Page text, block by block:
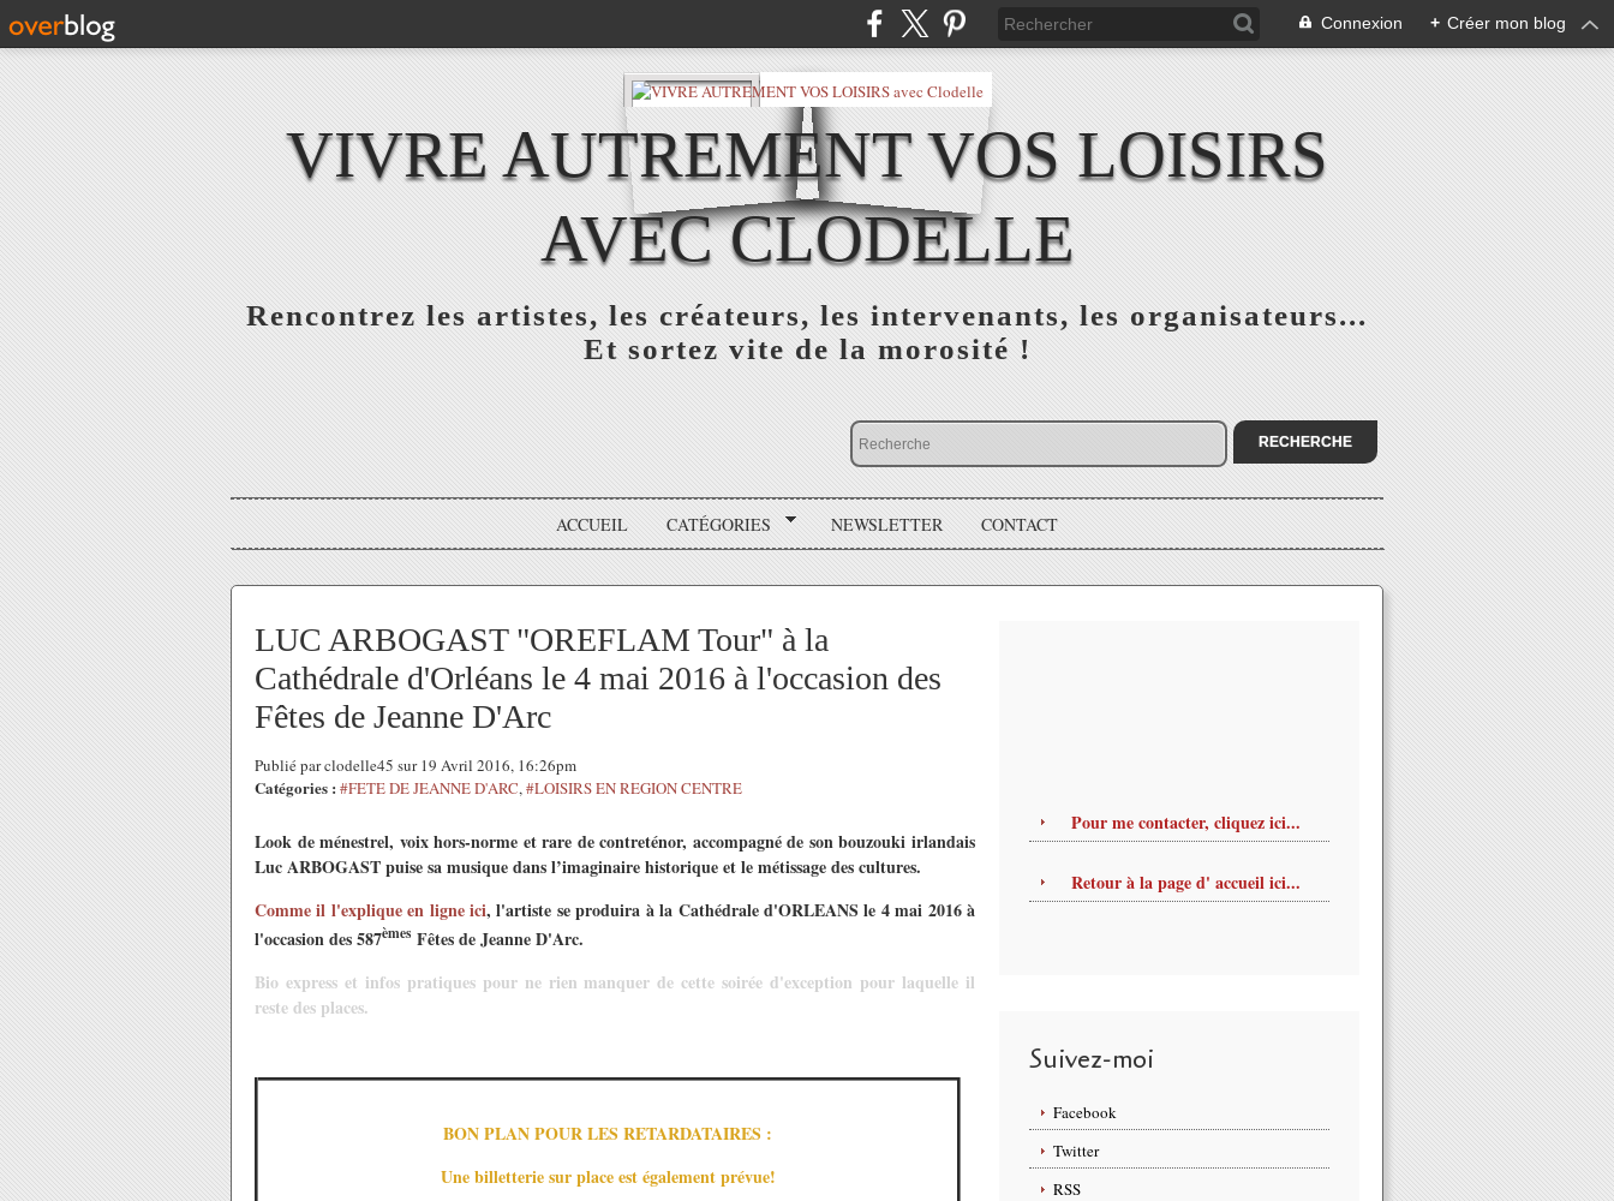
Connexion + Créer mon blog
VIVRE AUTREMENT VOS LOISIRS
AVEC CLODELLE
Rencontrez les artistes, les créateurs, les intervenants, les organisateurs...
Et sortez vite de la morosité !
ACCUEIL CATÉGORIES NEWSLETTER CONTACT
LUC ARBOGAST "OREFLAM Tour" à la
Cathédrale d'Orléans le 4 mai 2016 à l'occasion des
Fêtes de Jeanne D'Arc
Publié par clodelle45 sur 19 Avril 2016, 16:26pm
Catégories : #FETE DE JEANNE D'ARC,#LOISIRS EN REGION CENTRE
Look de ménestrel, voix hors-norme et rare de contreténor, accompagné de son bouzouki irlandais
Luc ARBOGAST puise sa musique dans l’imaginaire historique et le métissage des cultures.
Comme il l'explique en ligne ici, l'artiste se produira à la Cathédrale d'ORLEANS le 4 mai 2016 à
l'occasion des 587èmes Fêtes de Jeanne D'Arc.
Bio express et infos pratiques pour ne rien manquer de cette soirée d'exception pour laquelle il
reste des places.
BON PLAN POUR LES RETARDATAIRES :
Une billetterie sur place est également prévue!
Pour me contacter, cliquez ici...
Retour à la page d' accueil ici...
Suivez-moi
Facebook
Twitter
RSS